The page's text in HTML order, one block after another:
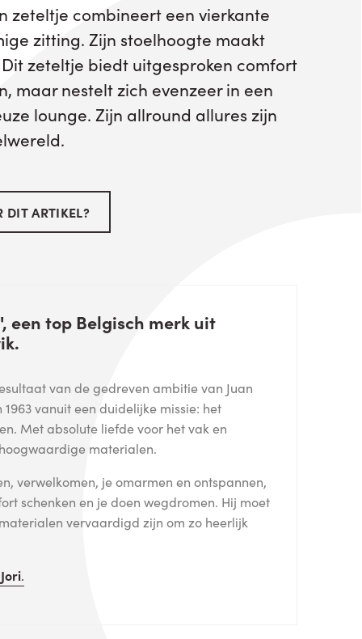
zeteltje combineert een vierkante
zitting. Zijn stoelhoogte maakt
zeteltje biedt uitgesproken comfort
maar nestelt zich evenzeer in een
lounge. Zijn allround allures zijn
DIT ARTIKEL?
een top Belgisch merk uit
van de gedreven ambitie van Juan
1963 vanuit een duidelijke missie: het
Met absolute liefde voor het vak en
materialen.
verwelkomen, je omarmen en ontspannen,
schenken en je doen wegdromen. Hij moet
vervaardigd zijn om zo heerlijk
Jori.